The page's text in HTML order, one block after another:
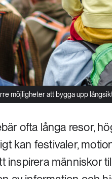
möjligheter att bygga upp
ofta långa resor,
kan festivaler,
inspirera människor